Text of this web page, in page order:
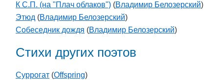
К С.П. (на "Плач облаков") (Владимир Белозерский)
Этюд (Владимир Белозерский)
Собеседник дождя (Владимир Белозерский)
Стихи других поэтов
Суррогат (Offspring)